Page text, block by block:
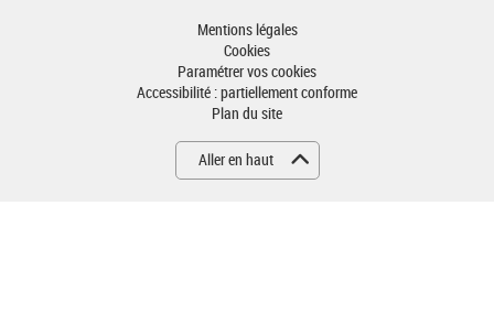
Mentions légales
Cookies
Paramétrer vos cookies
Accessibilité : partiellement conforme
Plan du site
Aller en haut